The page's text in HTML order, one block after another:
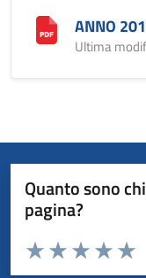
ANNO
Ultima
Quanto sono
pagina?
Valuta da 1 a 5 stelle la
Valuta
Valuta 3
Valuta 2 stelle
Valuta 1 stelle su 5